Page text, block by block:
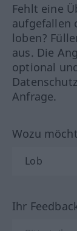
Fehlt eine
aufgefallen
loben?
aus. Die
optional
Anfrage.
Wozu
Ihr